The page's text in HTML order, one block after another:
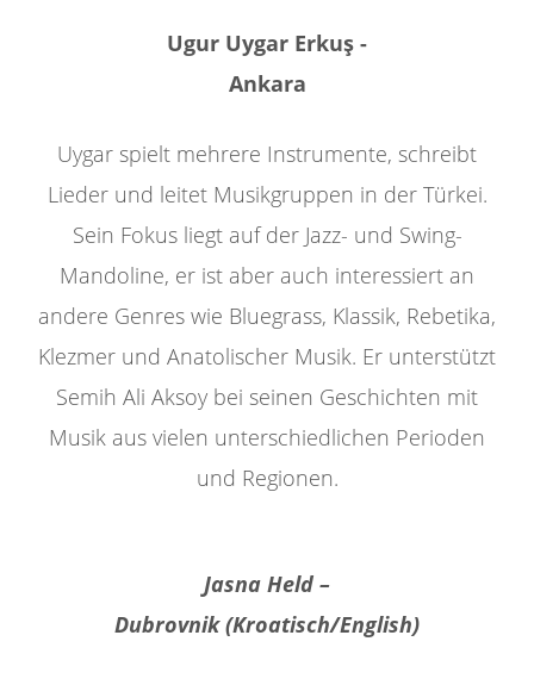
Ugur Uygar Erkuş -
Ankara
Uygar spielt mehrere Instrumente, schreibt
Lieder und leitet Musikgruppen in der Türkei.
Sein Fokus liegt auf der Jazz- und Swing-
Mandoline, er ist aber auch interessiert an
andere Genres wie Bluegrass, Klassik, Rebetika,
Klezmer und Anatolischer Musik. Er unterstützt
Semih Ali Aksoy bei seinen Geschichten mit
Musik aus vielen unterschiedlichen Perioden
und Regionen.
Jasna Held –
Dubrovnik (Kroatisch/English)